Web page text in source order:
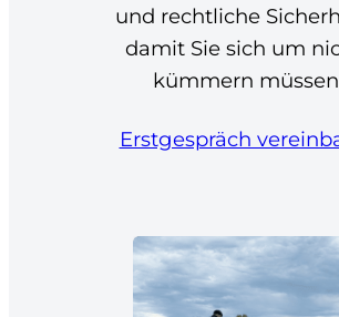
und rechtliche
damit Sie sich um
kümmern
Erstgespräch